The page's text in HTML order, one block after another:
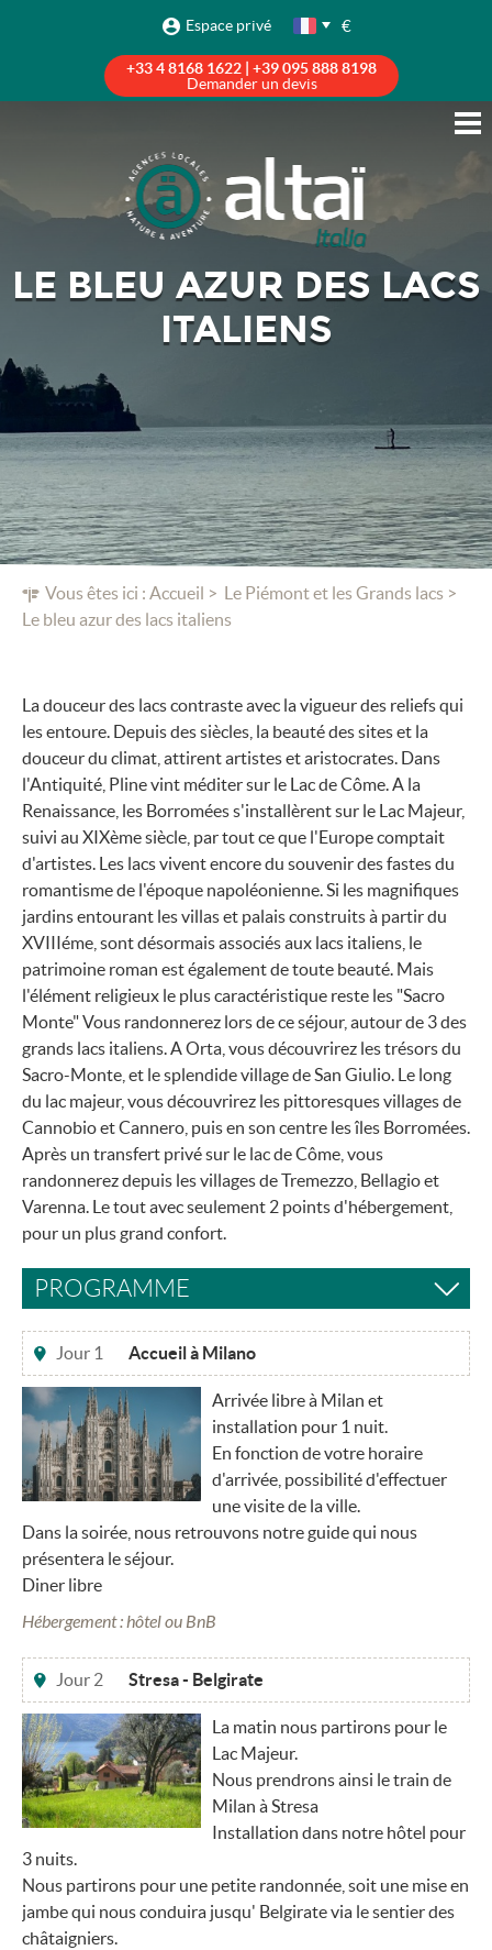
Espace privé €
+33 4 8168 1622 | +39 095 888 8198
Demander un devis
Vous êtes ici : Accueil
Le Piémont et les Grands lacs
Le bleu azur des lacs italiens
LE BLEU AZUR DES LACS
ITALIENS
La douceur des lacs contraste avec la vigueur des reliefs qui
les entoure. Depuis des siècles, la beauté des sites et la
douceur du climat, attirent artistes et aristocrates. Dans
l'Antiquité, Pline vint méditer sur le Lac de Côme. A la
Renaissance, les Borromées s'installèrent sur le Lac Majeur,
suivi au XIXème siècle, par tout ce que l'Europe comptait
d'artistes. Les lacs vivent encore du souvenir des fastes du
romantisme de l'époque napoléonienne. Si les magnifiques
jardins entourant les villas et palais construits à partir du
XVIIIéme, sont désormais associés aux lacs italiens, le
patrimoine roman est également de toute beauté. Mais
l'élément religieux le plus caractéristique reste les "Sacro
Monte" Vous randonnerez lors de ce séjour, autour de 3 des
grands lacs italiens. A Orta, vous découvrirez les trésors du
Sacro-Monte, et le splendide village de San Giulio. Le long
du lac majeur, vous découvrirez les pittoresques villages de
Cannobio et Cannero, puis en son centre les îles Borromées.
Après un transfert privé sur le lac de Côme, vous
randonnerez depuis les villages de Tremezzo, Bellagio et
Varenna. Le tout avec seulement 2 points d'hébergement,
pour un plus grand confort.
PROGRAMME
Jour 1 Accueil à Milano
Arrivée libre à Milan et
installation pour 1 nuit.
En fonction de votre horaire
d'arrivée, possibilité d'effectuer
une visite de la ville.
Dans la soirée, nous retrouvons notre guide qui nous
présentera le séjour.
Diner libre
Hébergement : hôtel ou BnB
Jour 2 Stresa - Belgirate
La matin nous partirons pour le
Lac Majeur.
Nous prendrons ainsi le train de
Milan à Stresa
Installation dans notre hôtel pour
3 nuits.
Nous partirons pour une petite randonnée, soit une mise en
jambe qui nous conduira jusqu' Belgirate via le sentier des
châtaigniers.